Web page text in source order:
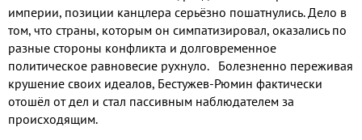
империи, позиции канцлера серьёзно пошатнулись. Дело в
том, что страны, которым он симпатизировал, оказались по
разные стороны конфликта и долговременное
политическое равновесие рухнуло. Болезненно переживая
крушение своих идеалов, Бестужев-Рюмин фактически
отошёл от дел и стал пассивным наблюдателем за
происходящим.